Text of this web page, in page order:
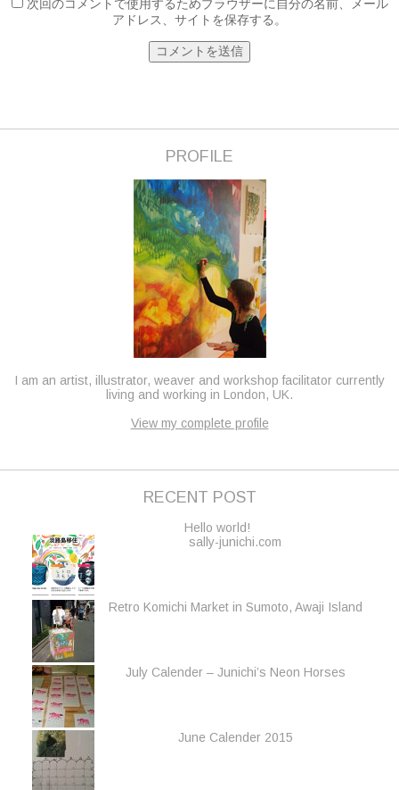
次回のコメントで使用するためブラウザーに自分の名前、メール
アドレス、サイトを保存する。
PROFILE
I am an artist, illustrator, weaver and workshop facilitator currently
living and working in London, UK.
View my complete profile
RECENT POST
Hello world!
sally-junichi.com
Retro Komichi Market in Sumoto, Awaji Island
July Calender – Junichi’s Neon Horses
June Calender 2015